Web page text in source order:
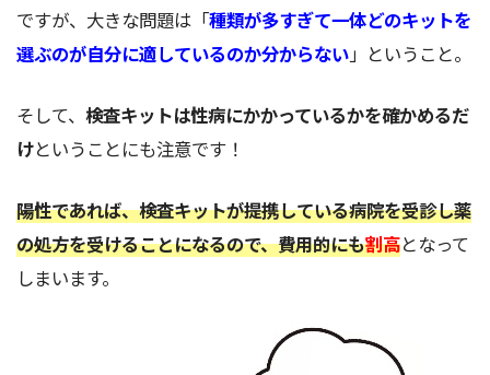
ですが、大きな問題は「種類が多すぎて一体どのキットを
選ぶのが自分に適しているのか分からない」ということ。
そして、 検査キットは性病にかかっているかを確かめるだ
けということにも注意です！
陽性であれば、検査キットが提携している病院を受診し薬
の処方を受けることになるので、費用的にも割高となって
しまいます。